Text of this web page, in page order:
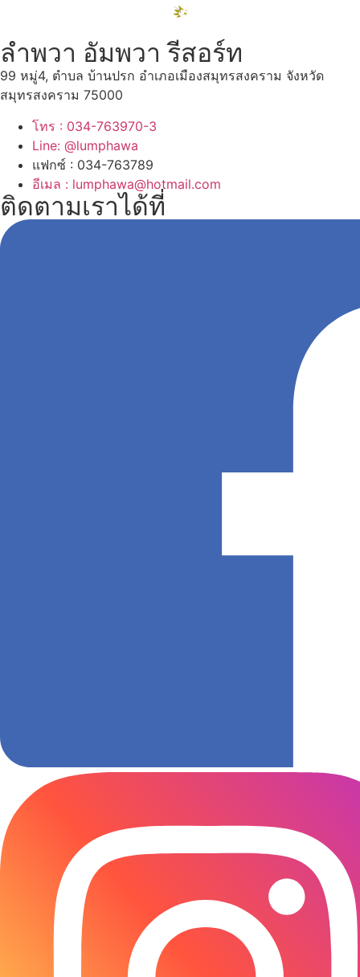
ลำพวา อัมพวา รีสอร์ท
99 หมู่4, ตำบล บ้านปรก อำเภอเมืองสมุทรสงคราม จังหวัด
สมุทรสงคราม 75000
โทร : 034-763970-3
Line: @lumphawa
แฟกซ์ : 034-763789
อีเมล : lumphawa@hotmail.com
ติดตามเราได้ที่